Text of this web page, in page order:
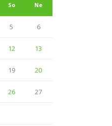
So Ne
5 6
12 13
19 20
26 27